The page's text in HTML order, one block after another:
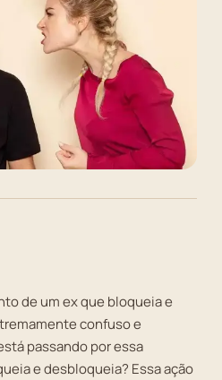
de um ex que bloqueia e
confuso e
passando por essa
e desbloqueia? Essa ação